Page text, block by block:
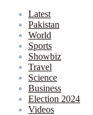
Latest
Pakistan
World
Sports
Showbiz
Travel
Science
Business
Election 2024
Videos